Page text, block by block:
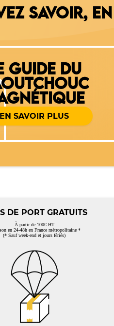
SAVOIR,
GUIDE DU
EN SAVOIR PLUS
DE PORT GRATUITS
À partir de 100€ HT
en 24-48h en France métropolitaine *
(* Sauf week-end et jours fériés)